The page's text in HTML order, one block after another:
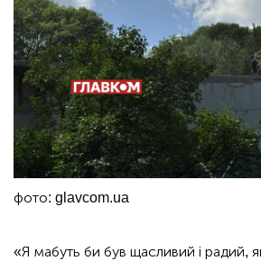
фото: glavcom.ua
«Я мабуть би був щасливий і радий,